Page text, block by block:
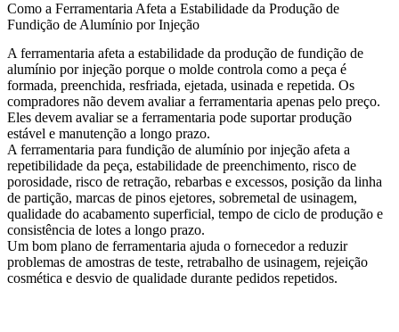
Como a Ferramentaria Afeta a Estabilidade da Produção de
Fundição de Alumínio por Injeção
A ferramentaria afeta a estabilidade da produção de fundição de
alumínio por injeção porque o molde controla como a peça é
formada, preenchida, resfriada, ejetada, usinada e repetida. Os
compradores não devem avaliar a ferramentaria apenas pelo preço.
Eles devem avaliar se a ferramentaria pode suportar produção
estável e manutenção a longo prazo.
Aferramentaria para fundição de alumínio por injeção afeta a
repetibilidade da peça, estabilidade de preenchimento, risco de
porosidade, risco de retração, rebarbas e excessos, posição da linha
de partição, marcas de pinos ejetores, sobremetal de usinagem,
qualidade do acabamento superficial, tempo de ciclo de produção e
consistência de lotes a longo prazo.
Um bom plano de ferramentaria ajuda o fornecedor a reduzir
problemas de amostras de teste, retrabalho de usinagem, rejeição
cosmética e desvio de qualidade durante pedidos repetidos.